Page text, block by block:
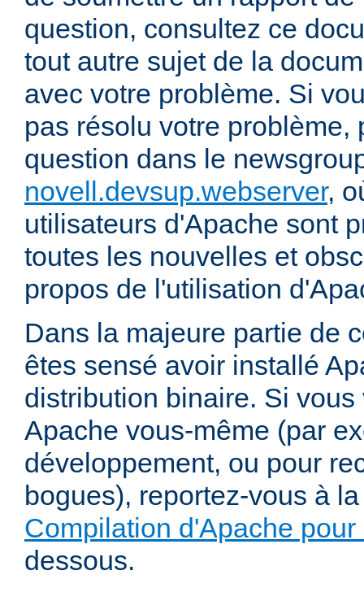
question, consultez ce
tout autre sujet de la
avec votre problème. Si
pas résolu votre problème,
question dans le
novell.devsup.webserver,
utilisateurs d'Apache sont
toutes les nouvelles et
propos de l'utilisation
Dans la majeure partie de
êtes sensé avoir installé
distribution binaire. Si
Apache vous-même (par
développement, ou pour
bogues), reportez-vous à
Compilation d'Apache
dessous.